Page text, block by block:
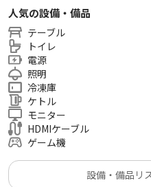
異なる環境（働き方の新しい
促し、クリエイティブな発想
室内はリフォームしたばかり
内は土足ＯＫです。
人気の設備・備品
テーブル
トイレ
電源
照明
冷凍庫
ケトル
モニター
HDMIケーブル
ゲーム機
設備・備品リ